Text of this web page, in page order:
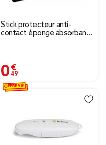
Stick protecteur anti-
contact éponge absorbante
0,49 €
OFFRE VIP